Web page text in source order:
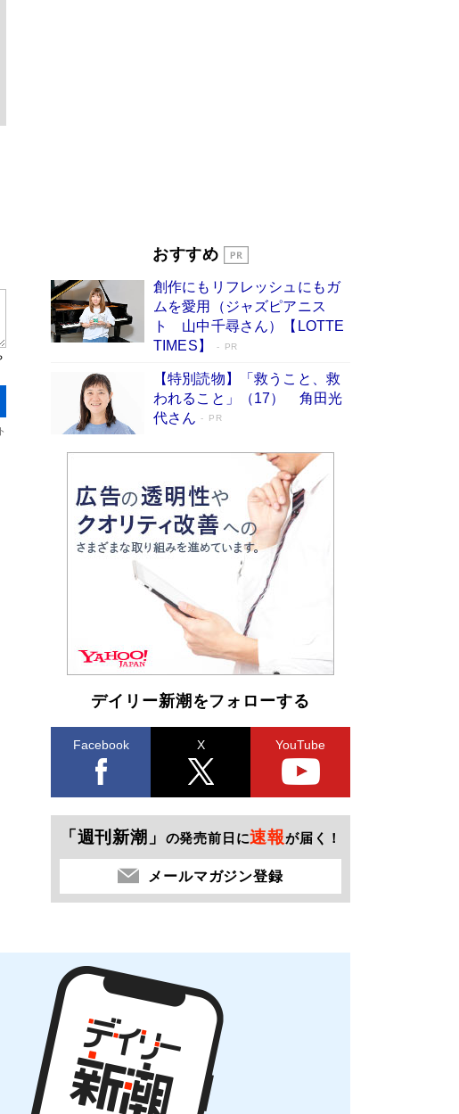
俳優・高嶋政伸が家族に教わった“人を育てるコ
東野圭吾、伊坂幸太郎の人気シリーズ最新作どち
らも文庫化 映画化された直木賞受賞作もランク
イン［文庫ベストセラー］
Book Bang
おすすめ
創作にもリフレッシュにもガ
ムを愛用（ジャズピアニス
ト 山中千尋さん）【LOTTE
TIMES】
PR
【特別読物】「救うこと、救
われること」（17） 角田光
代さん
PR
デイリー新潮をフォローする
Facebook X YouTube
「週刊新潮」 の発売前日に速報が届く！
メールマガジン登録